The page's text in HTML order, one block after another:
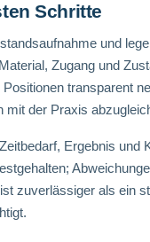
Schritte
und
Zugang und
transparent
mit der Praxis
Ergebnis und
zuverlässiger als ein